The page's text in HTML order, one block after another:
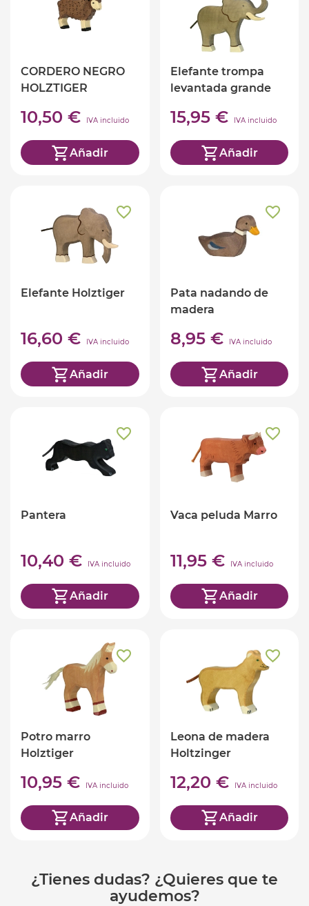
CORDERO NEGRO
HOLZTIGER
10,50 € IVA incluido
Añadir
Elefante trompa
levantada grande
15,95 € IVA incluido
Añadir
Elefante Holztiger
16,60 € IVA incluido
Añadir
Pata nadando de
madera
8,95 € IVA incluido
Añadir
Pantera
10,40 € IVA incluido
Añadir
Vaca peluda Marro
11,95 € IVA incluido
Añadir
Potro marro
Holztiger
10,95 € IVA incluido
Añadir
Leona de madera
Holtzinger
12,20 € IVA incluido
Añadir
¿Tienes dudas? ¿Quieres que te
ayudemos?